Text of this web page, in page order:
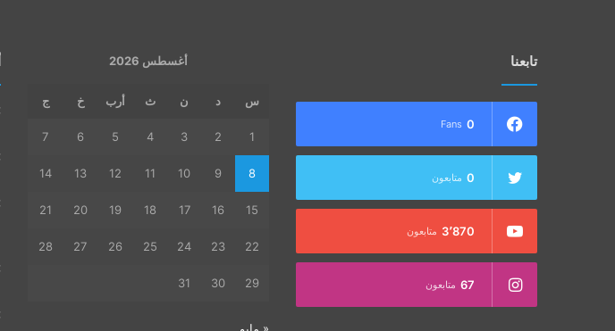
تابعنا
0
Fans
0 متابعون
3٬870 متابعون
67 متابعون
أغسطس 2026
س د ن ث أرب خ ج
1
2
3
4
5
6
7
8
9
10
11
12
13
14
15
16
17
18
19
20
21
22
23
24
25
26
27
28
29
30
31
« مايو